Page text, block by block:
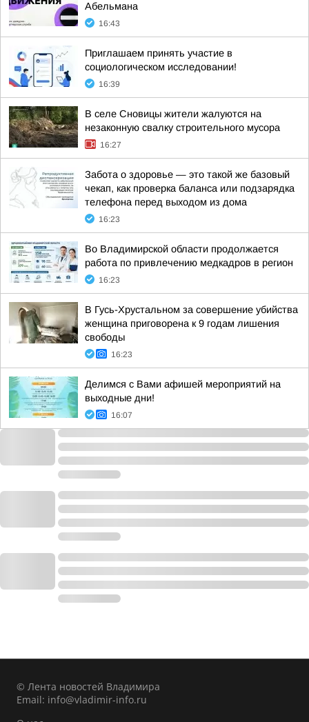
Абельмана
16:43
Приглашаем принять участие в
социологическом исследовании!
16:39
В селе Сновицы жители жалуются на
незаконную свалку строительного мусора
16:27
Забота о здоровье — это такой же базовый
чекап, как проверка баланса или подзарядка
телефона перед выходом из дома
16:23
Во Владимирской области продолжается
работа по привлечению медкадров в регион
16:23
В Гусь-Хрустальном за совершение убийства
женщина приговорена к 9 годам лишения
свободы
16:23
Делимся с Вами афишей мероприятий на
выходные дни!
16:07
© Лента новостей Владимира
Email: info@vladimir-info.ru